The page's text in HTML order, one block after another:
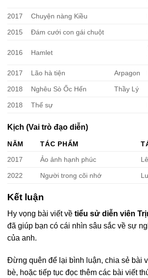
2017 Chuyện nàng Kiều
2015 Đám cưới con gái chuột
2016 Hamlet
2017 Lão hà tiện Arpagon
2018 Nghêu Sò Ốc Hến Thầy Lý
2018 Thế sự
Kịch (Vai trò đạo diễn)
NĂM TÁC PHẨM
2017
Ảo ảnh hạnh phúc
2022 Người trong cõi nhớ
Kết luận
Hy vọng bài viết về tiểu sử diễn viên
đã giúp bạn có cái nhìn sâu sắc về sự
của anh.
Đừng quên để lại bình luận, chia sẻ bài
bè, hoặc tiếp tục đọc thêm các bài viết